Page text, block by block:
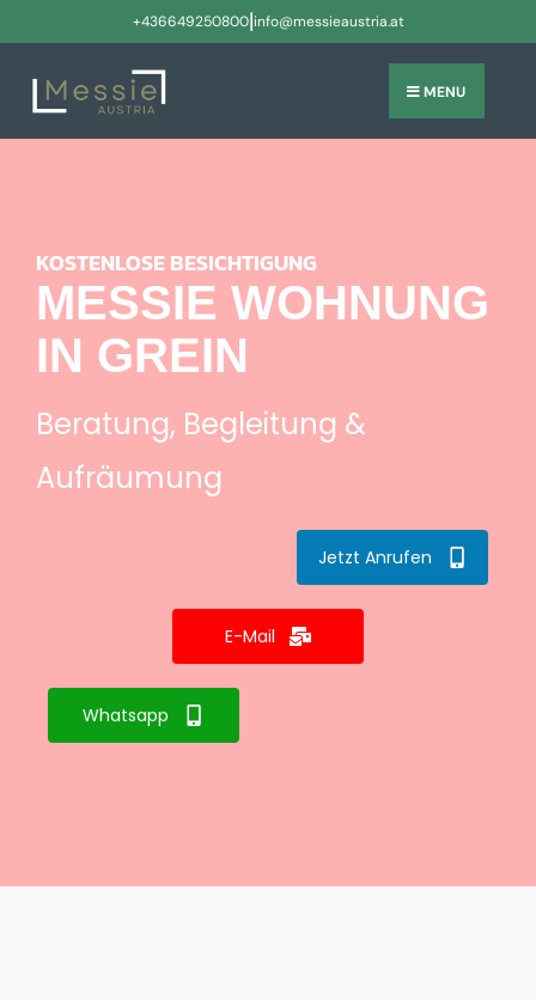
+436649250800|info@messieaustria.at
MENU
KOSTENLOSE BESICHTIGUNG
MESSIE WOHNUNG
IN GREIN
Beratung, Begleitung &
Aufräumung
Jetzt Anrufen
E-Mail
Whatsapp